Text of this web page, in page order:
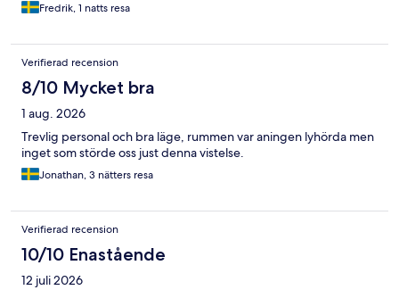
Fredrik, 1 natts resa
Verifierad recension
8/10 Mycket bra
1 aug. 2026
Trevlig personal och bra läge, rummen var aningen lyhörda men
inget som störde oss just denna vistelse.
Jonathan, 3 nätters resa
Verifierad recension
10/10 Enastående
12 juli 2026